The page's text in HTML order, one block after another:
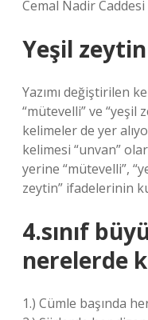
Cemal Nadir Caddesi
Yeşil zeytin
Yazımı değiştirilen
“mütevelli” ve “yeşil
kelimeler de yer
kelimesi “unvan”
yerine “mütevelli”,
zeytin” ifadelerinin
4.sınıf
nerelerde
1.) Cümle başında